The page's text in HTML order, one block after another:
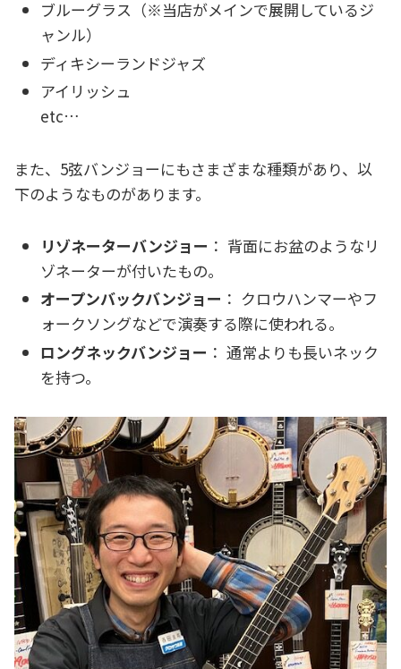
ブルーグラス（※当店がメインで展開しているジ
ャンル）
ディキシーランドジャズ
アイリッシュ
etc…
また、5弦バンジョーにもさまざまな種類があり、以
下のようなものがあります。
リゾネーターバンジョー ： 背面にお盆のようなリ
ゾネーターが付いたもの。
オープンバックバンジョー ： クロウハンマーやフ
ォークソングなどで演奏する際に使われる。
ロングネックバンジョー ： 通常よりも長いネック
を持つ。